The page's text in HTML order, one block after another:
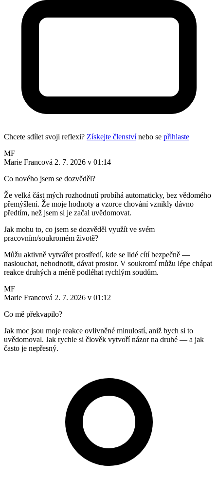
Chcete sdílet svoji reflexi? Získejte členstvínebo se přihlaste
MF
Marie Francová 2. 7. 2026 v 01:14
Co nového jsem se dozvěděl?
Že velká část mých rozhodnutí probíhá automaticky, bez vědomého
přemýšlení. Že moje hodnoty a vzorce chování vznikly dávno
předtím, než jsem si je začal uvědomovat.
Jak mohu to, co jsem se dozvěděl využít ve svém
pracovním/soukromém životě?
Můžu aktivně vytvářet prostředí, kde se lidé cítí bezpečně —
naslouchat, nehodnotit, dávat prostor. V soukromí můžu lépe chápat
reakce druhých a méně podléhat rychlým soudům.
MF
Marie Francová 2. 7. 2026 v 01:12
Co mě překvapilo?
Jak moc jsou moje reakce ovlivněné minulostí, aniž bych si to
uvědomoval. Jak rychle si člověk vytvoří názor na druhé — a jak
často je nepřesný.